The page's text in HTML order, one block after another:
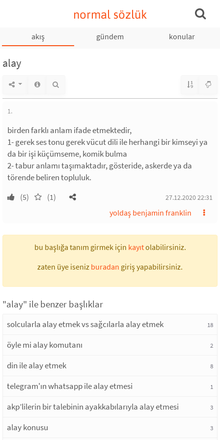
normal sözlük
akış gündem konular
alay
1.
birden farklı anlam ifade etmektedir,
1- gerek ses tonu gerek vücut dili ile herhangi bir kimseyi ya
da bir işi küçümseme, komik bulma
2- tabur anlamı taşımaktadır, gösteride, askerde ya da
törende beliren topluluk.
(5) (1) 27.12.2020 22:31
yoldaş benjamin franklin
bu başlığa tanım girmek için kayıtolabilirsiniz.
zaten üye iseniz buradan giriş yapabilirsiniz.
"alay" ile benzer başlıklar
solcularla alay etmek vs sağcılarla alay etmek 18
öyle mi alay komutanı 2
din ile alay etmek 8
telegram'ın whatsapp ile alay etmesi 1
akp’lilerin bir talebinin ayakkabılarıyla alay etmesi 3
alay konusu 3